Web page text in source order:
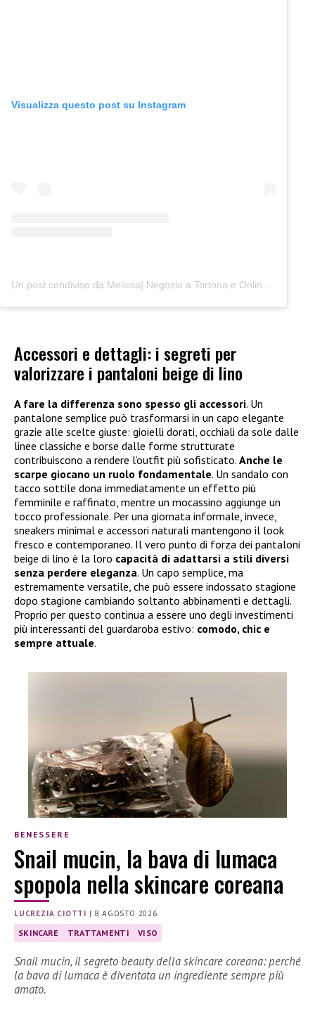
Visualizza questo post su Instagram
Un post condiviso da Melissa| Negozio a Tortona e Online (@junocreativelab)
Accessori e dettagli: i segreti per
valorizzare i pantaloni beige di lino
A fare la differenza sono spesso gli accessori. Un
pantalone semplice può trasformarsi in un capo elegante
grazie alle scelte giuste: gioielli dorati, occhiali da sole dalle
linee classiche e borse dalle forme strutturate
contribuiscono a rendere l’outfit più sofisticato. Anche le
scarpe giocano un ruolo fondamentale. Un sandalo con
tacco sottile dona immediatamente un effetto più
femminile e raffinato, mentre un mocassino aggiunge un
tocco professionale. Per una giornata informale, invece,
sneakers minimal e accessori naturali mantengono il look
fresco e contemporaneo. Il vero punto di forza dei pantaloni
beige di lino è la loro capacità di adattarsi a stili diversi
senza perdere eleganza. Un capo semplice, ma
estremamente versatile, che può essere indossato stagione
dopo stagione cambiando soltanto abbinamenti e dettagli.
Proprio per questo continua a essere uno degli investimenti
più interessanti del guardaroba estivo: comodo, chic e
sempre attuale.
BENESSERE
Snail mucin, la bava di lumaca
spopola nella skincare coreana
LUCREZIA CIOTTI | 8 AGOSTO 2026
SKINCARE TRATTAMENTI VISO
Snail mucin, il segreto beauty della skincare coreana: perché
la bava di lumaca è diventata un ingrediente sempre più
amato.